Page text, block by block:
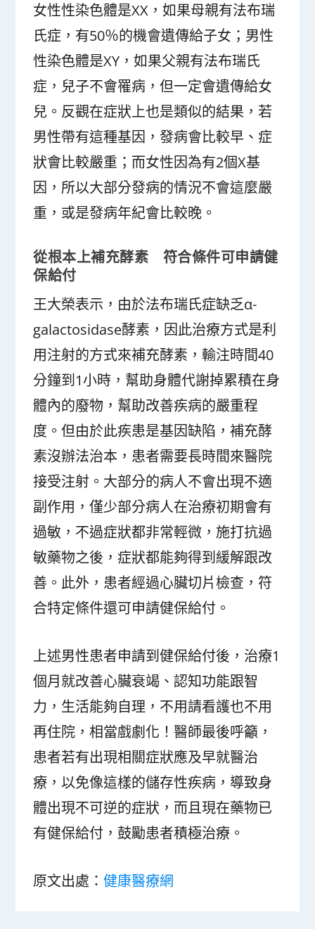
女性性染色體是XX，如果母親有法布瑞
氏症，有50％的機會遺傳給子女；男性
性染色體是XY，如果父親有法布瑞氏
症，兒子不會罹病，但一定會遺傳給女
兒。反觀在症狀上也是類似的結果，若
男性帶有這種基因，發病會比較早、症
狀會比較嚴重；而女性因為有2個X基
因，所以大部分發病的情況不會這麼嚴
重，或是發病年紀會比較晚。
從根本上補充酵素 符合條件可申請健
保給付
王大榮表示，由於法布瑞氏症缺乏α-
galactosidase酵素，因此治療方式是利
用注射的方式來補充酵素，輸注時間40
分鐘到1小時，幫助身體代謝掉累積在身
體內的廢物，幫助改善疾病的嚴重程
度。但由於此疾患是基因缺陷，補充酵
素沒辦法治本，患者需要長時間來醫院
接受注射。大部分的病人不會出現不適
副作用，僅少部分病人在治療初期會有
過敏，不過症狀都非常輕微，施打抗過
敏藥物之後，症狀都能夠得到緩解跟改
善。此外，患者經過心臟切片檢查，符
合特定條件還可申請健保給付。
上述男性患者申請到健保給付後，治療1
個月就改善心臟衰竭、認知功能跟智
力，生活能夠自理，不用請看護也不用
再住院，相當戲劇化！醫師最後呼籲，
患者若有出現相關症狀應及早就醫治
療，以免像這樣的儲存性疾病，導致身
體出現不可逆的症狀，而且現在藥物已
有健保給付，鼓勵患者積極治療。
原文出處：健康醫療網